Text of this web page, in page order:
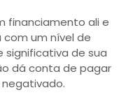
financiamento ali e
um nível de
significativa de sua
dá conta de pagar
negativado.